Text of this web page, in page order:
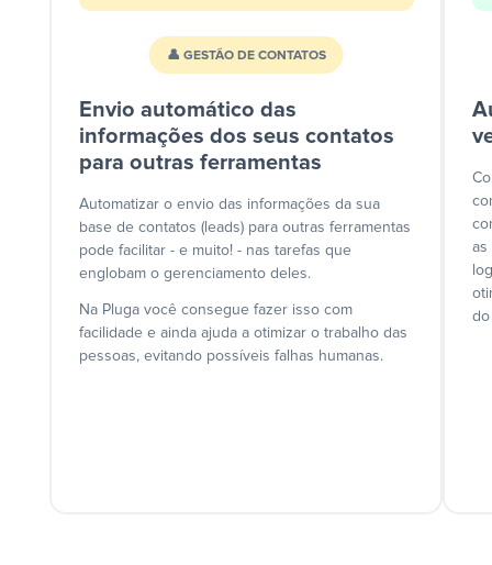
👤 GESTÃO DE CONTATOS
Envio automático das
informações dos seus contatos
para outras ferramentas
Automatizar o envio das informações da sua
base de contatos (leads) para outras ferramentas
pode facilitar - e muito! - nas tarefas que
englobam o gerenciamento deles.
Na Pluga você consegue fazer isso com
facilidade e ainda ajuda a otimizar o trabalho das
pessoas, evitando possíveis falhas humanas.
as
do